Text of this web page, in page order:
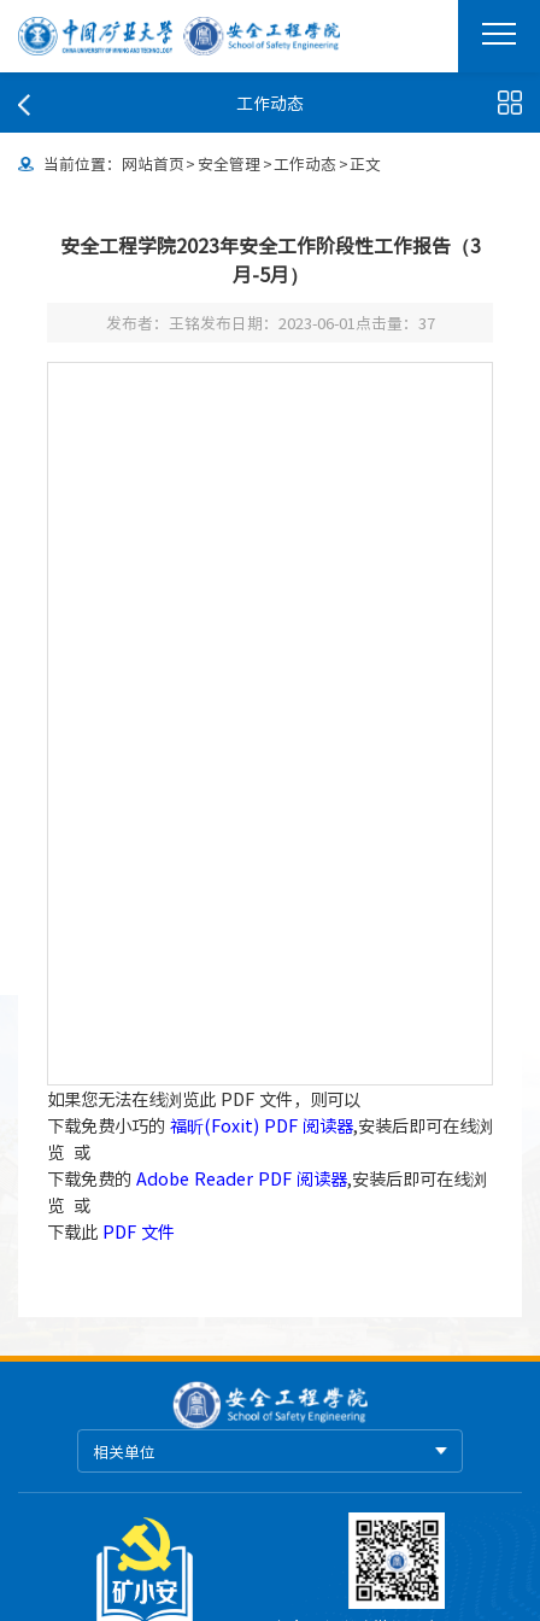
工作动态
当前位置： 网站首页> 安全管理>工作动态 >正文
安全工程学院2023年安全工作阶段性工作报告（3
月-5月）
发布者：王铭发布日期：2023-06-01 点击量： 37
如果您无法在线浏览此 PDF 文件，则可以
下载免费小巧的福昕(Foxit) PDF 阅读器,安装后即可在线浏
览 或
下载免费的Adobe Reader PDF 阅读器,安装后即可在线浏
览 或
下载此 PDF 文件
相关单位